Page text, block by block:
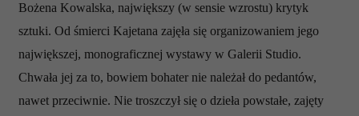
Bożena Kowalska, największy (w sensie wzrostu) krytyk
sztuki. Od śmierci Kajetana zajęła się organizowaniem jego
największej, monograficznej wystawy w Galerii Studio.
Chwała jej za to, bowiem bohater nie należał do pedantów,
nawet przeciwnie. Nie troszczył się o dzieła powstałe, zajęty